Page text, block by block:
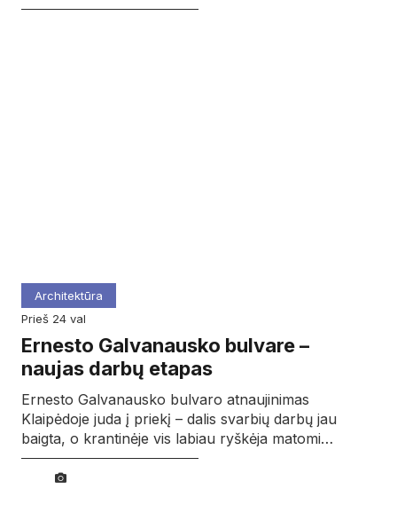
Architektūra
prieš 24 val
Ernesto Galvanausko bulvare –
naujas darbų etapas
Ernesto Galvanausko bulvaro atnaujinimas
Klaipėdoje juda į priekį – dalis svarbių darbų jau
baigta, o krantinėje vis labiau ryškėja matomi…